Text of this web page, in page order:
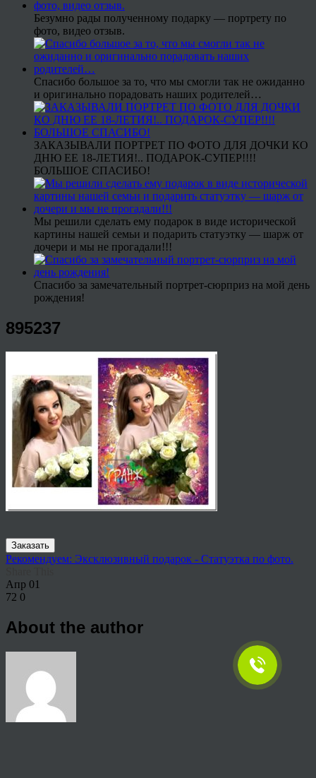
Безумно рады полученному подарку — портрету по
фото, видео отзыв.
Спасибо большое за то, что мы смогли так не ожиданно
и оригинально порадовать наших родителей…
ЗАКАЗЫВАЛИ ПОРТРЕТ ПО ФОТО ДЛЯ ДОЧКИ КО
ДНЮ ЕЕ 18-ЛЕТИЯ!.. ПОДАРОК-СУПЕР!!!!
БОЛЬШОЕ СПАСИБО!
Мы решили сделать ему подарок в виде исторической
картины нашей семьи и подарить статуэтку — шарж от
дочери и мы не прогадали!!!
Спасибо за замечательный портрет-сюрприз на мой день
рождения!
895237
Заказать
Рекомендуем: Эксклюзивный подарок - Статуэтка по фото.
Апр 01
72 0
About the author